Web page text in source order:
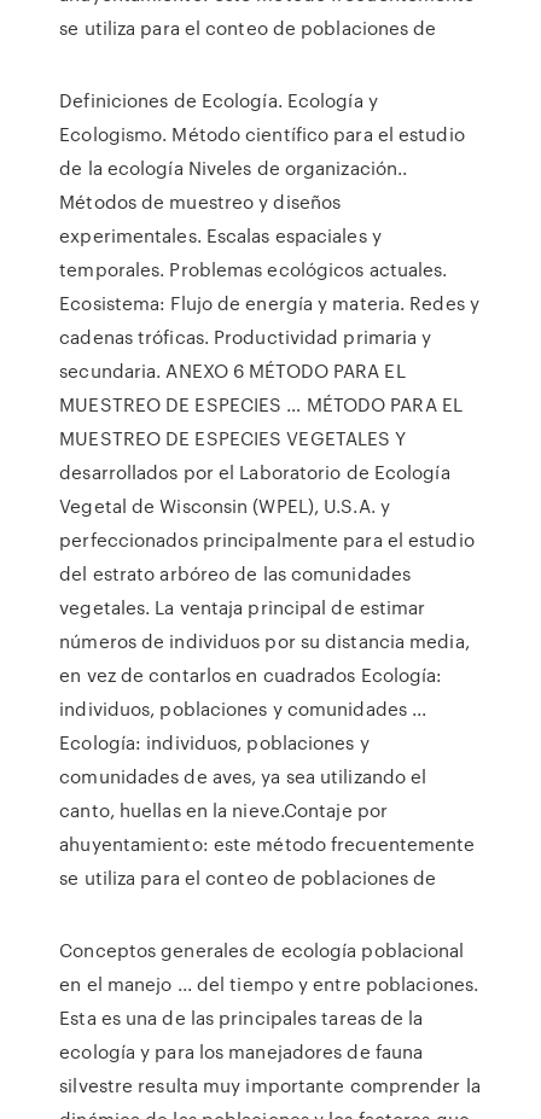
se utiliza para el conteo de poblaciones de
Definiciones de Ecología. Ecología y
Ecologismo. Método científico para el estudio
de la ecología Niveles de organización..
Métodos de muestreo y diseños
experimentales. Escalas espaciales y
temporales. Problemas ecológicos actuales.
Ecosistema: Flujo de energía y materia. Redes y
cadenas tróficas. Productividad primaria y
secundaria. ANEXO 6 MÉTODO PARA EL
MUESTREO DE ESPECIES … MÉTODO PARA EL
MUESTREO DE ESPECIES VEGETALES Y
desarrollados por el Laboratorio de Ecología
Vegetal de Wisconsin (WPEL), U.S.A. y
perfeccionados principalmente para el estudio
del estrato arbóreo de las comunidades
vegetales. La ventaja principal de estimar
números de individuos por su distancia media,
en vez de contarlos en cuadrados Ecología:
individuos, poblaciones y comunidades ...
Ecología: individuos, poblaciones y
comunidades de aves, ya sea utilizando el
canto, huellas en la nieve.Contaje por
ahuyentamiento: este método frecuentemente
se utiliza para el conteo de poblaciones de
Conceptos generales de ecología poblacional
en el manejo ... del tiempo y entre poblaciones.
Esta es una de las principales tareas de la
ecología y para los manejadores de fauna
silvestre resulta muy importante comprender la